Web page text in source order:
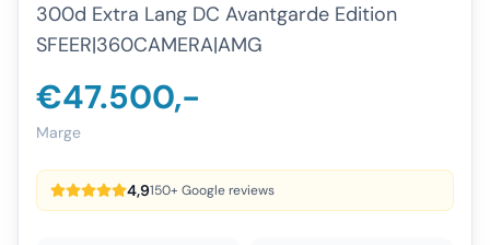
300d Extra Lang DC Avantgarde Edition
SFEER|360CAMERA|AMG
€47.500,-
Marge
4,9150+ Google reviews